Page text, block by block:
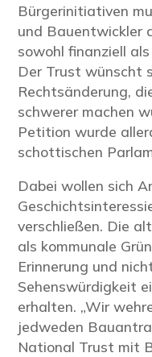
Bürgerinitiativen
und Bauentwickler
sowohl finanziell
Der Trust wünscht
Rechtsänderung,
schwerer machen
Petition wurde
schottischen
Dabei wollen sich
verschließen. Die
als kommunale
Erinnerung und
Sehenswürdigkeit
erhalten. „Wir
jedweden
National Trust mit